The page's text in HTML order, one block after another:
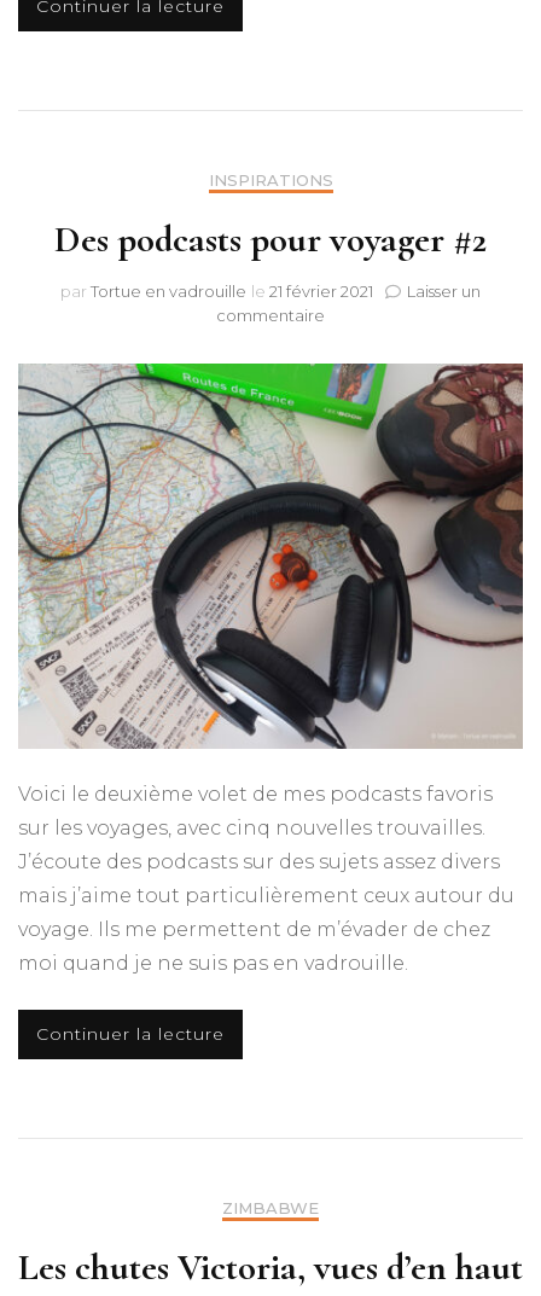
Continuer la lecture
INSPIRATIONS
Des podcasts pour voyager #2
par Tortue en vadrouille le 21 février 2021
Laisser un
commentaire
podcasts
pour
voyager
#2
Voici le deuxième volet de mes podcasts favoris
sur les voyages, avec cinq nouvelles trouvailles.
J’écoute des podcasts sur des sujets assez divers
mais j’aime tout particulièrement ceux autour du
voyage. Ils me permettent de m’évader de chez
moi quand je ne suis pas en vadrouille.
Continuer la lecture
ZIMBABWE
Les chutes Victoria, vues d’en haut